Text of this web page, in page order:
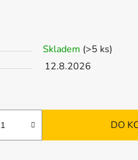
Skladem (>5 ks)
12.8.2026
DO